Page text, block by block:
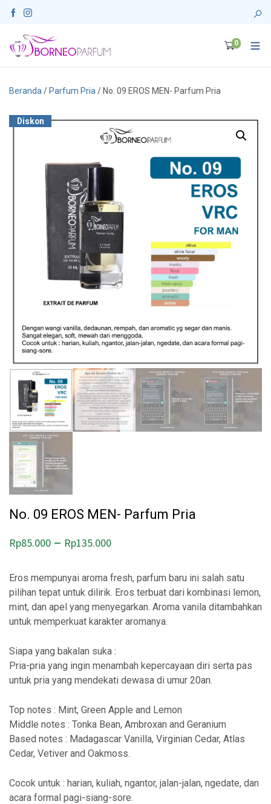
0
Beranda / Parfum Pria / No. 09 EROS MEN- Parfum Pria
Diskon
No. 09 EROS MEN- Parfum Pria
Rp85.000 – Rp135.000
Eros mempunyai aroma fresh, parfum baru ini salah satu
pilihan tepat untuk dilirik. Eros terbuat dari kombinasi lemon,
mint, dan apel yang menyegarkan. Aroma vanila ditambahkan
untuk memperkuat karakter aromanya.
Siapa yang bakalan suka :
Pria-pria yang ingin menambah kepercayaan diri serta pas
untuk pria yang mendekati dewasa di umur 20an.
Top notes : Mint, Green Apple and Lemon
Middle notes : Tonka Bean, Ambroxan and Geranium
Based notes : Madagascar Vanilla, Virginian Cedar, Atlas
Cedar, Vetiver and Oakmoss.
Cocok untuk : harian, kuliah, ngantor, jalan-jalan, ngedate, dan
acara formal pagi-siang-sore.